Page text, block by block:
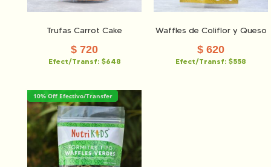
Trufas Carrot Cake
$ 720
Efect/Transf: $648
Waffles de Coliflor y Queso
$ 620
Efect/Transf: $558
10% Off Efectivo/Transfer